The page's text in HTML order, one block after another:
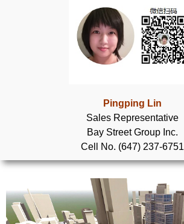
奥克维尔楼花项目
列治文山楼花项目
新居民
实用链接
Pingping Lin
Sales Representative
Bay Street Group Inc.
Cell No. (647) 237-6751